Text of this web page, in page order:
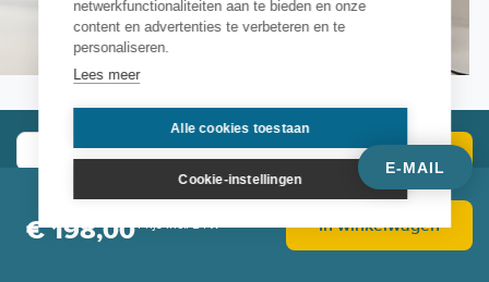
netwerkfunctionaliteiten aan te bieden en onze
content en advertenties te verbeteren en te
personaliseren.
Lees meer
Alle cookies toestaan
Cookie-instellingen
€ 198,00Prijs incl. BTW In winkelwagen
Inschrijven
E-MAIL